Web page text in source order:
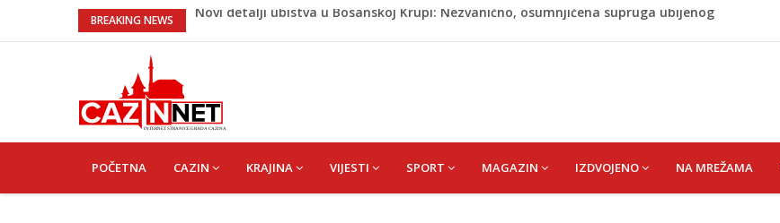
BREAKING NEWS
Na Ahiret preselila Bešić (rođ. Blažević) Senija – Sena
Na Ahiret preselio ŠUPUK (Refik) ŠEFIK
Majka Izeta Nanića progovorila nakon obilježavanja godišnjice: "Doživjela sam poniženje
na mjestu gdje se odaje počast mom sinu"
Novi detalji ubistva u Bosanskoj Krupi: Nezvanično, osumnjičena supruga ubijenog
NAVIGATION
POČETNA CAZIN KRAJINA VIJESTI SPORT MAGAZIN IZDVOJENO NA MREŽAMA